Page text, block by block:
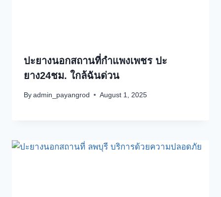
ปะยางนอกสถานที่กำแพงเพชร ปะ
ยาง24ชม. ใกล้ฉันด่วน
By admin_payangrod August 1, 2025